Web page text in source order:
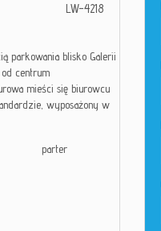
LW-4218
parkowania blisko Galerii
centrum
mieści się biurowcu
wyposażony w
parter